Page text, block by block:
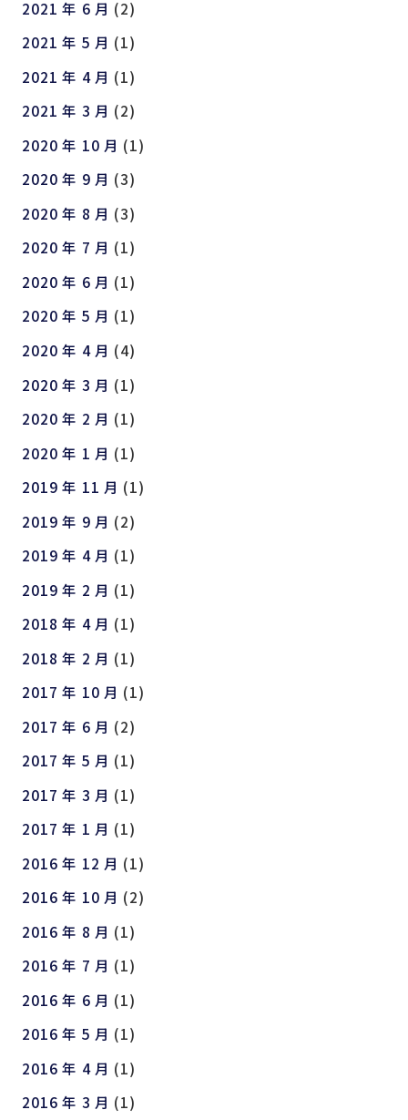
2021 年 6 月 (2)
2021 年 5 月 (1)
2021 年 4 月 (1)
2021 年 3 月 (2)
2020 年 10 月 (1)
2020 年 9 月 (3)
2020 年 8 月 (3)
2020 年 7 月 (1)
2020 年 6 月 (1)
2020 年 5 月 (1)
2020 年 4 月 (4)
2020 年 3 月 (1)
2020 年 2 月 (1)
2020 年 1 月 (1)
2019 年 11 月 (1)
2019 年 9 月 (2)
2019 年 4 月 (1)
2019 年 2 月 (1)
2018 年 4 月 (1)
2018 年 2 月 (1)
2017 年 10 月 (1)
2017 年 6 月 (2)
2017 年 5 月 (1)
2017 年 3 月 (1)
2017 年 1 月 (1)
2016 年 12 月 (1)
2016 年 10 月 (2)
2016 年 8 月 (1)
2016 年 7 月 (1)
2016 年 6 月 (1)
2016 年 5 月 (1)
2016 年 4 月 (1)
2016 年 3 月 (1)